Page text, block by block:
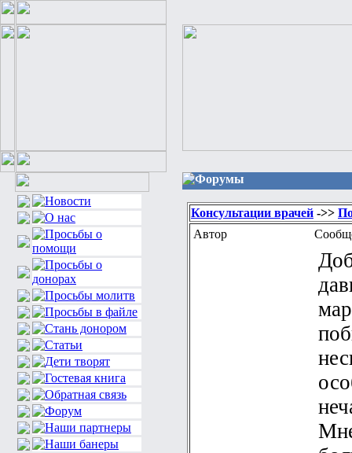
Форумы
Консультации врачей ->>
Автор